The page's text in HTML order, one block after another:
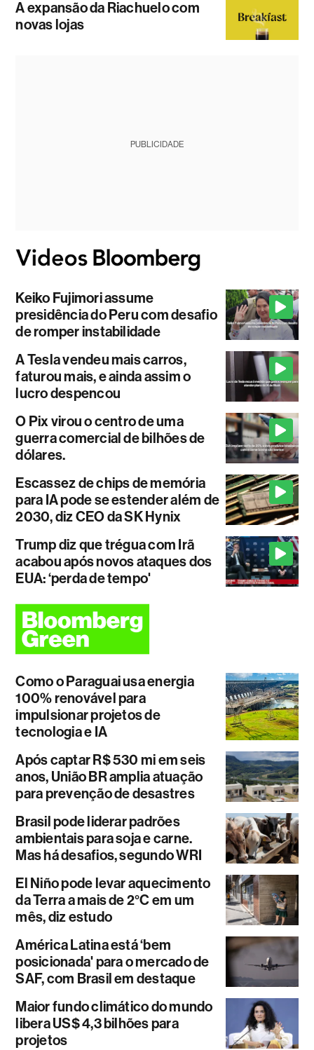
A expansão da Riachuelo com
novas lojas
PUBLICIDADE
Keiko Fujimori assume
presidência do Peru com desafio
de romper instabilidade
A Tesla vendeu mais carros,
faturou mais, e ainda assim o
lucro despencou
O Pix virou o centro de uma
guerra comercial de bilhões de
dólares.
Escassez de chips de memória
para IA pode se estender além de
2030, diz CEO da SK Hynix
Trump diz que trégua com Irã
acabou após novos ataques dos
EUA: ‘perda de tempo'
Como o Paraguai usa energia
100% renovável para
impulsionar projetos de
tecnologia e IA
Após captar R$ 530 mi em seis
anos, União BR amplia atuação
para prevenção de desastres
Brasil pode liderar padrões
ambientais para soja e carne.
Mas há desafios, segundo WRI
El Niño pode levar aquecimento
da Terra a mais de 2°C em um
mês, diz estudo
América Latina está ‘bem
posicionada' para o mercado de
SAF, com Brasil em destaque
Maior fundo climático do mundo
libera US$ 4,3 bilhões para
projetos